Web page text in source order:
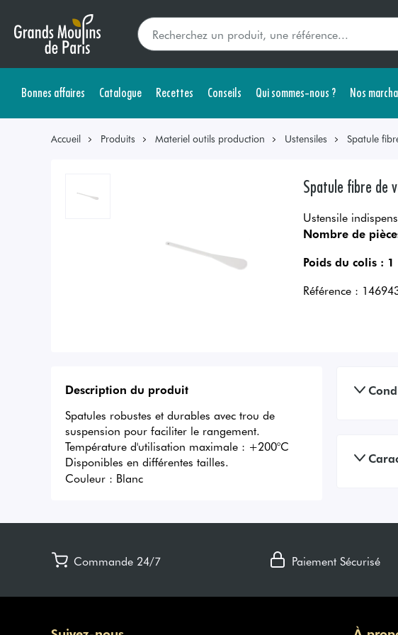
Bonnes affaires Catalogue Recettes Conseils Qui sommes-nous ? Nos
Accueil Produits Materiel outils production Ustensiles Spatule
Spatule fibre de
Ustensile
Nombre de
Poids du colis : 1
Référence :
Description du produit
Spatules robustes et durables avec trou de
suspension pour faciliter le rangement.
Température d'utilisation maximale : +200°C
Disponibles en différentes tailles.
Couleur : Blanc
Commande 24/7 Paiement Sécurisé